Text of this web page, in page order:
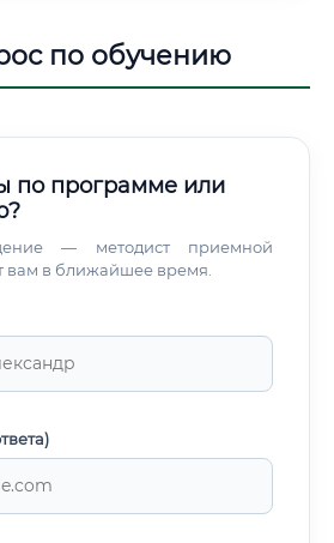
по обучению
по программе или
— методист приемной
вам в ближайшее время.